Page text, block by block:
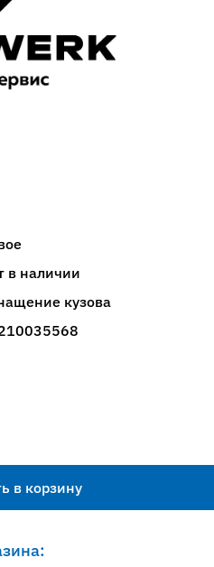
в наличии
кузова
в корзину